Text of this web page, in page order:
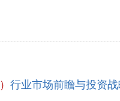
行业市场前瞻与投资